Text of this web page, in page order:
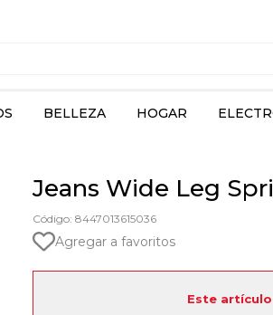
BELLEZA HOGAR
Jeans Wide Leg
Código: 8447013615036
Agregar a favoritos
Este